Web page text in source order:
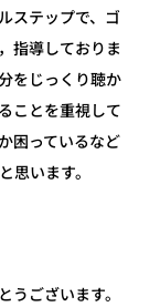
ステップで、ゴ
指導しておりま
をじっくり聴か
ことを重視して
困っているなど
思います。
ございます。